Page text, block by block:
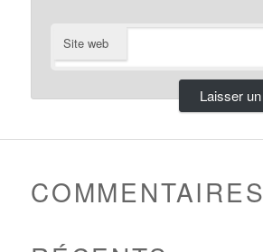
Site web
COMMENTAIRES